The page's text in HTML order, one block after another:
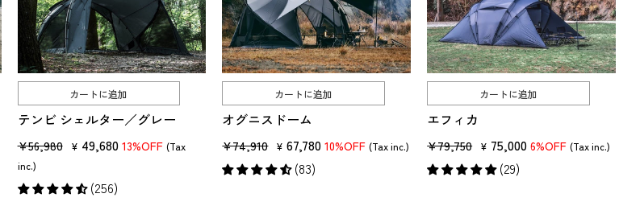
カートに追加
テンビ シェルター／グレー
販
売
価
¥56,980 セ
ル
¥ 49,680 13%OFF (Tax
inc.)
(256)
カートに追加
オグニスドーム
販
売
¥74,910 セ
ー
¥ 67,78010%OFF (Tax inc.)
(83)
カートに追加
エフィカ
販
売
¥79,750 セ
ー
¥ 75,0006%OFF (Tax inc.)
(29)